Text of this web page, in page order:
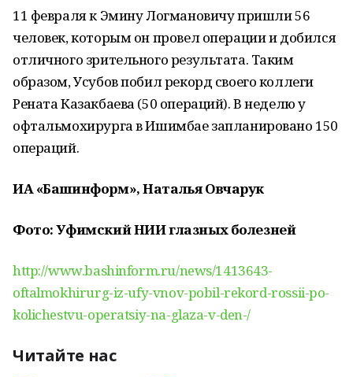
11 февраля к Эмину Логмановичу пришли 56
человек, которым он провел операции и добился
отличного зрительного результата. Таким
образом, Усубов побил рекорд своего коллеги
Рената Казакбаева (50 операций). В неделю у
офтальмохирурга в Ишимбае запланировано 150
операций.
ИА «Башинформ», Наталья Овчарук
Фото: Уфимский НИИ глазных болезней
http://www.bashinform.ru/news/1413643-
oftalmokhirurg-iz-ufy-vnov-pobil-rekord-rossii-po-
kolichestvu-operatsiy-na-glaza-v-den-/
Читайте нас